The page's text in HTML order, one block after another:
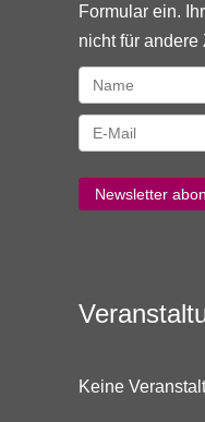
Formular ein.
nicht für andere
Keine